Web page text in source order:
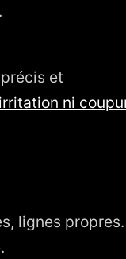
et
ni
lignes propres.